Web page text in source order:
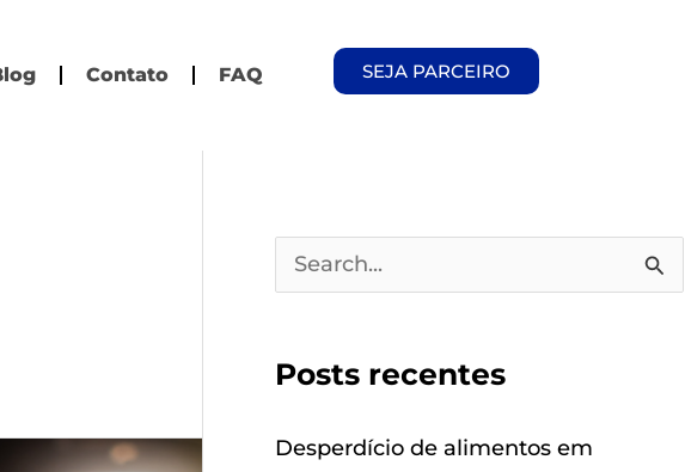
Contato FAQ SEJA PARCEIRO
s
u
Posts recentes
Desperdício de alimentos em